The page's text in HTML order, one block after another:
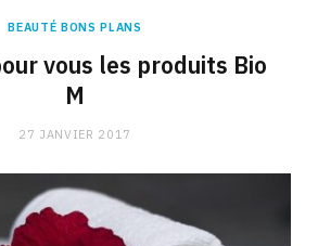
BEAUTÉ BONS PLANS
vous les produits Bio
M
27 JANVIER 2017